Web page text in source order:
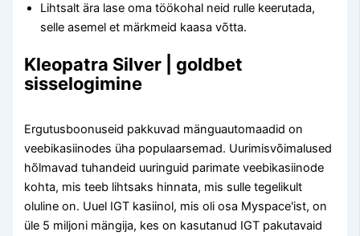
Lihtsalt ära lase oma töökohal neid rulle keerutada,
selle asemel et märkmeid kaasa võtta.
Kleopatra Silver | goldbet
sisselogimine
Ergutusboonuseid pakkuvad mänguautomaadid on
veebikasiinodes üha populaarsemad. Uurimisvõimalused
hõlmavad tuhandeid uuringuid parimate veebikasiinode
kohta, mis teeb lihtsaks hinnata, mis sulle tegelikult
oluline on. Uuel IGT kasiinol, mis oli osa Myspace'ist, on
üle 5 miljoni mängija, kes on kasutanud IGT pakutavaid